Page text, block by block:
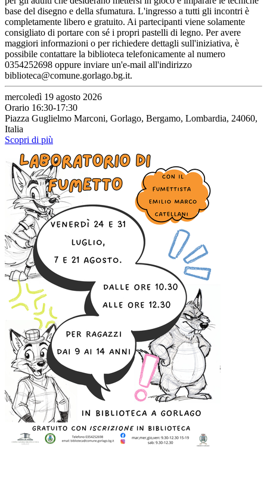
base del disegno e della sfumatura. L'ingresso a tutti gli incontri è
completamente libero e gratuito. Ai partecipanti viene solamente
consigliato di portare con sé i propri pastelli di legno. Per avere
maggiori informazioni o per richiedere dettagli sull'iniziativa, è
possibile contattare la biblioteca telefonicamente al numero
0354252698 oppure inviare un'e-mail all'indirizzo
biblioteca@comune.gorlago.bg.it.
mercoledì 19 agosto 2026
Orario 16:30-17:30
Piazza Guglielmo Marconi, Gorlago, Bergamo, Lombardia, 24060,
Italia
Scopri di più